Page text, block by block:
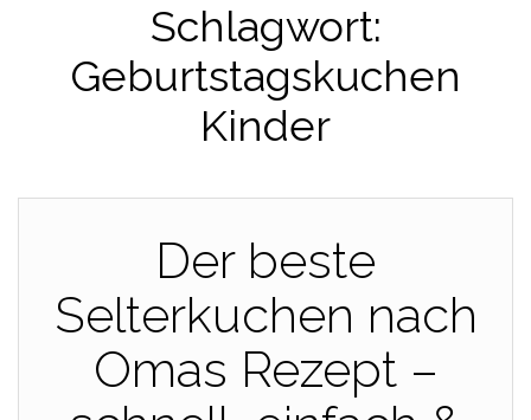
Schlagwort:
Geburtstagskuchen
Kinder
Der beste
Selterkuchen nach
Omas Rezept –